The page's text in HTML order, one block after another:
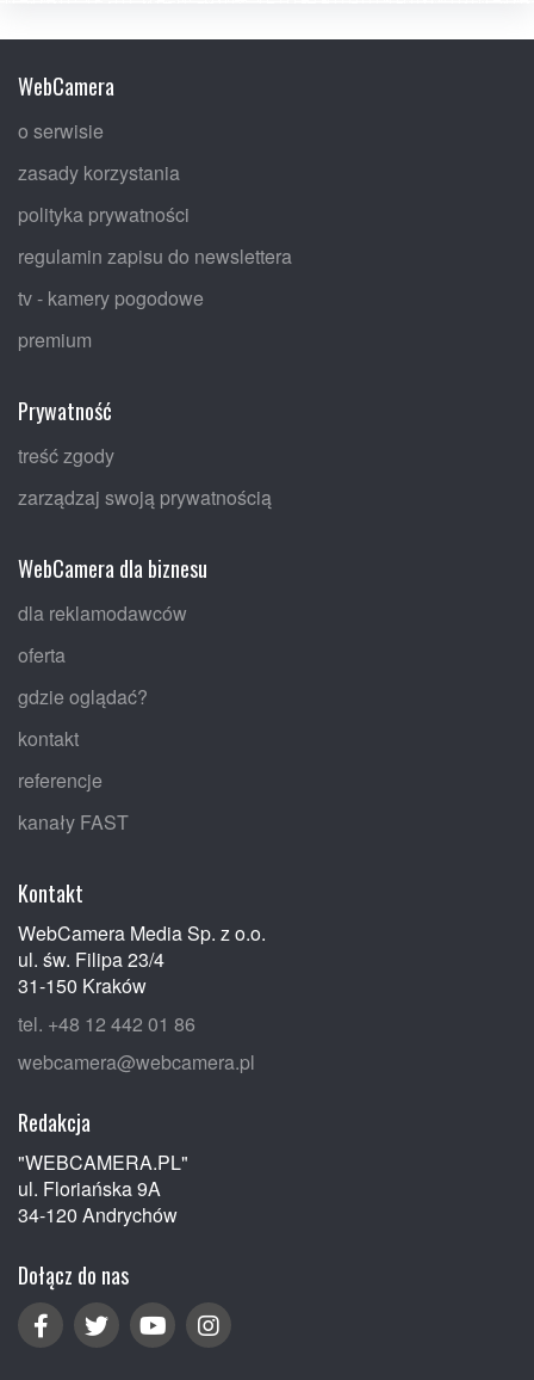
WebCamera
o serwisie
zasady korzystania
polityka prywatności
regulamin zapisu do newslettera
tv - kamery pogodowe
premium
Prywatność
treść zgody
zarządzaj swoją prywatnością
WebCamera dla biznesu
dla reklamodawców
oferta
gdzie oglądać?
kontakt
referencje
kanały FAST
Kontakt
WebCamera Media Sp. z o.o.
ul. św. Filipa 23/4
31-150 Kraków
tel. +48 12 442 01 86
webcamera@webcamera.pl
Redakcja
"WEBCAMERA.PL"
ul. Floriańska 9A
34-120 Andrychów
Dołącz do nas